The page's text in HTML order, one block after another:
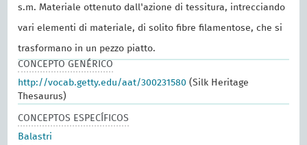
s.m. Materiale ottenuto dall'azione di tessitura, intrecciando
vari elementi di materiale, di solito fibre filamentose, che si
trasformano in un pezzo piatto.
CONCEPTO GENÉRICO
http://vocab.getty.edu/aat/300231580 (Silk Heritage
Thesaurus)
CONCEPTOS ESPECÍFICOS
Balastri